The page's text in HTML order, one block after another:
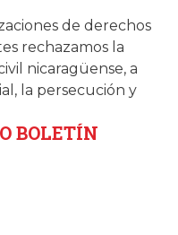
de derechos
rechazamos la
nicaragüense, a
la persecución y
BOLETÍN